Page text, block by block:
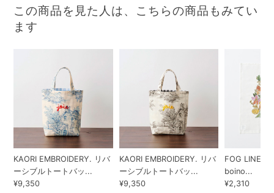
この商品を見た人は、こちらの商品もみてい
ます
KAORI EMBROIDERY. リバ
ーシブルトートバッ...
¥9,350
KAORI EMBROIDERY. リバ
ーシブルトートバッ...
¥9,350
FOG LINEN
boino...
¥2,310